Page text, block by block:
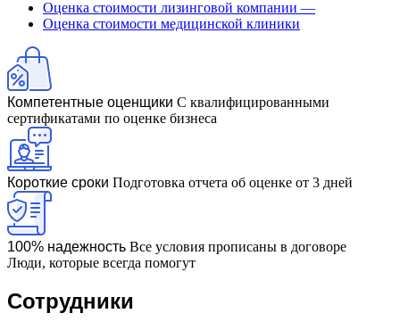
Оценка стоимости лизинговой компании —
Оценка стоимости медицинской клиники
Компетентные оценщики С квалифицированными
сертификатами по оценке бизнеса
Короткие сроки Подготовка отчета об оценке от 3 дней
100% надежность Все условия прописаны в договоре
Люди, которые всегда помогут
Сотрудники
Бронницы
Бугульма
Бугуруслан
Бузулук
Буй
Буйнакск
Бутурлиновка
Валдай
Валуйки
Великие Луки
Великий Новгород
Великий Устюг
Верещагино